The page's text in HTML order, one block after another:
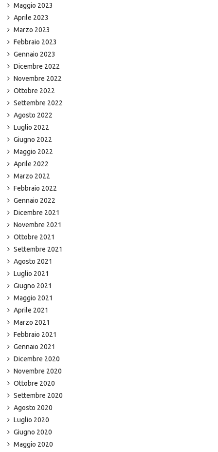
Maggio 2023
Aprile 2023
Marzo 2023
Febbraio 2023
Gennaio 2023
Dicembre 2022
Novembre 2022
Ottobre 2022
Settembre 2022
Agosto 2022
Luglio 2022
Giugno 2022
Maggio 2022
Aprile 2022
Marzo 2022
Febbraio 2022
Gennaio 2022
Dicembre 2021
Novembre 2021
Ottobre 2021
Settembre 2021
Agosto 2021
Luglio 2021
Giugno 2021
Maggio 2021
Aprile 2021
Marzo 2021
Febbraio 2021
Gennaio 2021
Dicembre 2020
Novembre 2020
Ottobre 2020
Settembre 2020
Agosto 2020
Luglio 2020
Giugno 2020
Maggio 2020